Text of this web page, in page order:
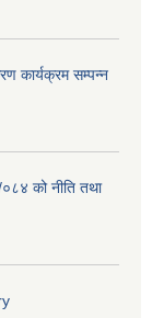
कार्यक्रम सम्पन्न
को नीति तथा